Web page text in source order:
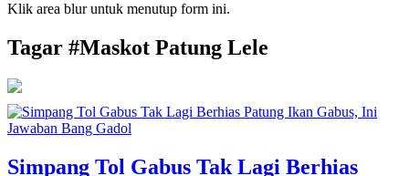
Klik area blur untuk menutup form ini.
Tagar #Maskot Patung Lele
Simpang Tol Gabus Tak Lagi Berhias